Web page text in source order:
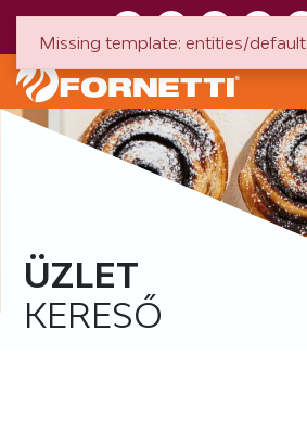
ÜZLET
KERESŐ
Missing template: entities/default